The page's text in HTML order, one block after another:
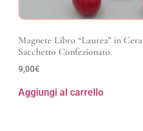
Magnete Libro “Laurea” in
Sacchetto Confezionato.
9,00€
Aggiungi al carrello